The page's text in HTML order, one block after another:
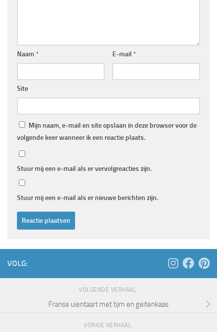
Naam * E-mail *
Site
Mijn naam, e-mail en site opslaan in deze browser voor de
volgende keer wanneer ik een reactie plaats.
Stuur mij een e-mail als er vervolgreacties zijn.
Stuur mij een e-mail als er nieuwe berichten zijn.
VOLG:
VOLGENDE VERHAAL
Franse uientaart met tijm en geitenkaas
VORIGE VERHAAL